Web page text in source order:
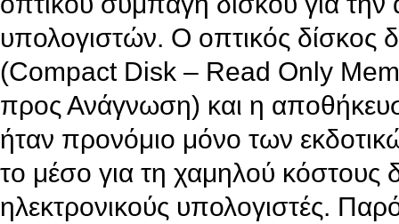
υπολογιστών. Ο οπτικός
(Compact Disk – Read Only
προς Ανάγνωση) και η
ήταν προνόμιο μόνο των
το μέσο για τη χαμηλού κόστους
ηλεκτρονικούς υπολογιστές.